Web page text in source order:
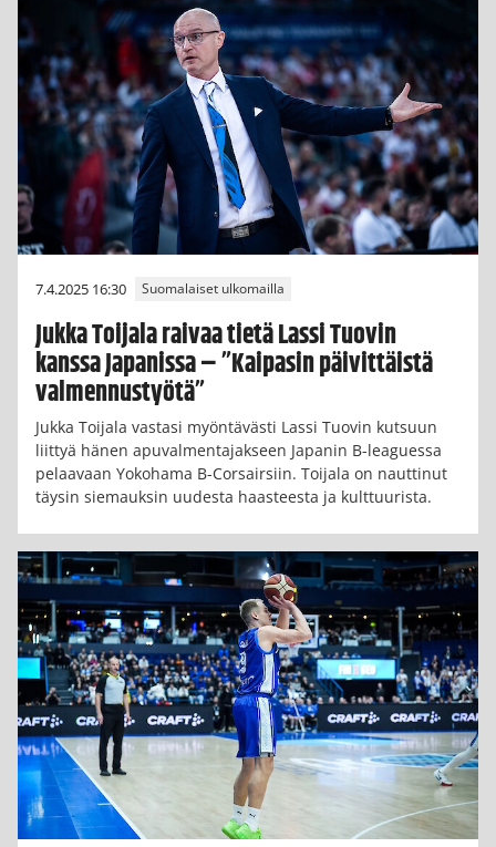
7.4.2025 16:30 Suomalaiset ulkomailla
Jukka Toijala raivaa tietä Lassi Tuovin
kanssa Japanissa – ”Kaipasin päivittäistä
valmennustyötä”
Jukka Toijala vastasi myöntävästi Lassi Tuovin kutsuun
liittyä hänen apuvalmentajakseen Japanin B-leaguessa
pelaavaan Yokohama B-Corsairsiin. Toijala on nauttinut
täysin siemauksin uudesta haasteesta ja kulttuurista.